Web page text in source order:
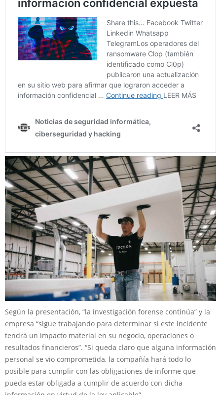
Según la presentación, “la investigación forense continúa” y la
empresa “sigue trabajando para determinar si este incidente
tendrá un impacto material en su negocio, operaciones o
resultados financieros”. “Si queda claro que alguna información
personal se vio comprometida, la compañía hará todo lo
posible para cumplir con las obligaciones de informe que
pueda estar obligada a cumplir de acuerdo con dicha